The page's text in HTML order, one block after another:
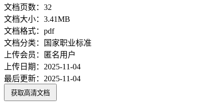
文档页数： 32
文档大小： 3.41MB
文档格式： pdf
文档分类：
国家职业标准
上传会员：
匿名用户
上传日期： 2025-11-04
最后更新： 2025-11-04
获取高清文档